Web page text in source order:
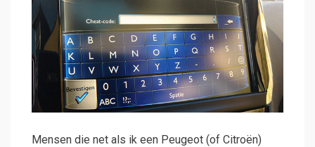
Mensen die net als ik een Peugeot (of Citroën)